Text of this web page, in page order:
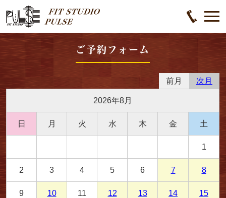
ご予約フォーム
前月 次月
2026年8月
日 月 火 水 木 金 土
1
2 3 4 5 6 7 8
9 10 11 12 13 14 15